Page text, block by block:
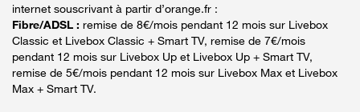
internet souscrivant à partir d’orange.fr :
Fibre/ADSL : remise de 8€/mois pendant 12 mois sur Livebox
Classic et Livebox Classic + Smart TV, remise de 7€/mois
pendant 12 mois sur Livebox Up et Livebox Up + Smart TV,
remise de 5€/mois pendant 12 mois sur Livebox Max et Livebox
Max + Smart TV.